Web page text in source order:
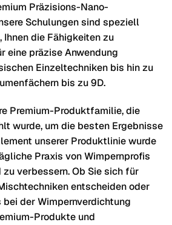
Präzisions-Nano-
Schulungen sind speziell
die Fähigkeiten zu
eine präzise Anwendung
Einzeltechniken bis hin zu
bis zu 9D.
Premium-Produktfamilie, die
wurde, um die besten Ergebnisse
unserer Produktlinie wurde
Praxis von Wimpernprofis
verbessern. Ob Sie sich für
entscheiden oder
bei der Wimpernverdichtung
Produkte und